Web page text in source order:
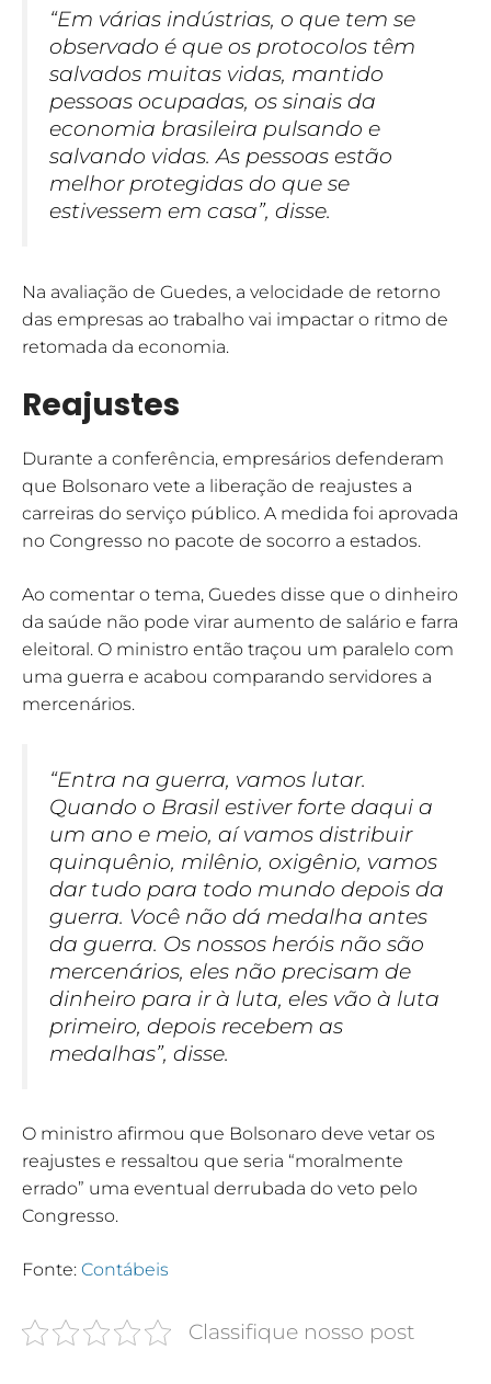
“Em várias indústrias, o que tem se
observado é que os protocolos têm
salvados muitas vidas, mantido
pessoas ocupadas, os sinais da
economia brasileira pulsando e
salvando vidas. As pessoas estão
melhor protegidas do que se
estivessem em casa”, disse.
Na avaliação de Guedes, a velocidade de retorno
das empresas ao trabalho vai impactar o ritmo de
retomada da economia.
Reajustes
Durante a conferência, empresários defenderam
que Bolsonaro vete a liberação de reajustes a
carreiras do serviço público. A medida foi aprovada
no Congresso no pacote de socorro a estados.
Ao comentar o tema, Guedes disse que o dinheiro
da saúde não pode virar aumento de salário e farra
eleitoral. O ministro então traçou um paralelo com
uma guerra e acabou comparando servidores a
mercenários.
“Entra na guerra, vamos lutar.
Quando o Brasil estiver forte daqui a
um ano e meio, aí vamos distribuir
quinquênio, milênio, oxigênio, vamos
dar tudo para todo mundo depois da
guerra. Você não dá medalha antes
da guerra. Os nossos heróis não são
mercenários, eles não precisam de
dinheiro para ir à luta, eles vão à luta
primeiro, depois recebem as
medalhas”, disse.
O ministro afirmou que Bolsonaro deve vetar os
reajustes e ressaltou que seria “moralmente
errado” uma eventual derrubada do veto pelo
Congresso.
Fonte: Contábeis
Classifique nosso post